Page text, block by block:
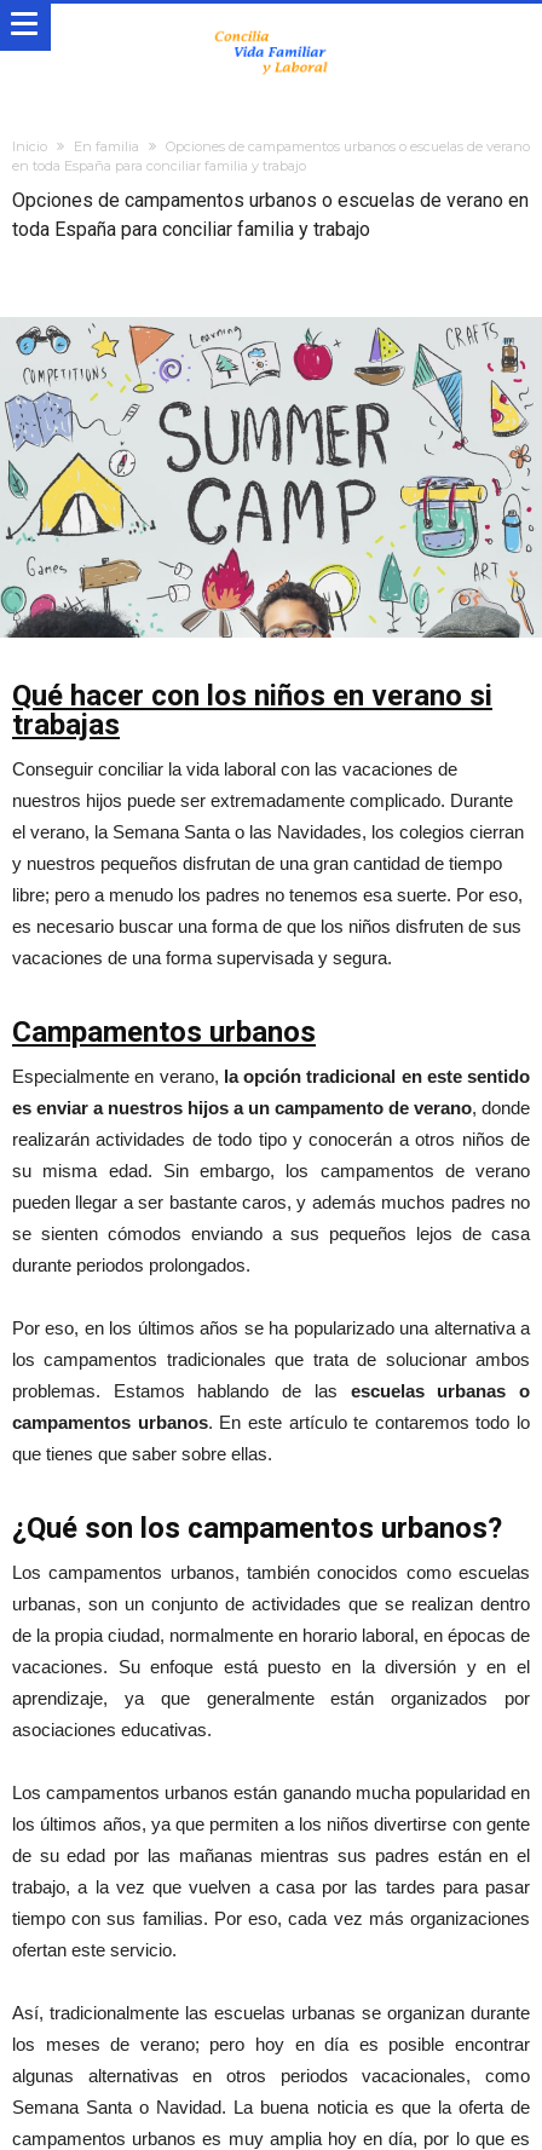
Inicio En familia
Opciones de campamentos urbanos o escuelas de verano
en toda España para conciliar familia y trabajo
Opciones de campamentos urbanos o escuelas de verano en
toda España para conciliar familia y trabajo
Qué hacer con los niños en verano si
trabajas
Conseguir conciliar la vida laboral con las vacaciones de
nuestros hijos puede ser extremadamente complicado. Durante
el verano, la Semana Santa o las Navidades, los colegios cierran
y nuestros pequeños disfrutan de una gran cantidad de tiempo
libre; pero a menudo los padres no tenemos esa suerte. Por eso,
es necesario buscar una forma de que los niños disfruten de sus
vacaciones de una forma supervisada y segura.
Campamentos urbanos
Especialmente en verano, la opción tradicional en este sentido
es enviar a nuestros hijos a un campamento de verano, donde
realizarán actividades de todo tipo y conocerán a otros niños de
su misma edad. Sin embargo, los campamentos de verano
pueden llegar a ser bastante caros, y además muchos padres no
se sienten cómodos enviando a sus pequeños lejos de casa
durante periodos prolongados.
Por eso, en los últimos años se ha popularizado una alternativa a
los campamentos tradicionales que trata de solucionar ambos
problemas. Estamos hablando de las escuelas urbanas o
campamentos urbanos. En este artículo te contaremos todo lo
que tienes que saber sobre ellas.
¿Qué son los campamentos urbanos?
Los campamentos urbanos, también conocidos como escuelas
urbanas, son un conjunto de actividades que se realizan dentro
de la propia ciudad, normalmente en horario laboral, en épocas de
vacaciones. Su enfoque está puesto en la diversión y en el
aprendizaje, ya que generalmente están organizados por
asociaciones educativas.
Los campamentos urbanos están ganando mucha popularidad en
los últimos años, ya que permiten a los niños divertirse con gente
de su edad por las mañanas mientras sus padres están en el
trabajo, a la vez que vuelven a casa por las tardes para pasar
tiempo con sus familias. Por eso, cada vez más organizaciones
ofertan este servicio.
Así, tradicionalmente las escuelas urbanas se organizan durante
los meses de verano; pero hoy en día es posible encontrar
algunas alternativas en otros periodos vacacionales, como
Semana Santa o Navidad. La buena noticia es que la oferta de
campamentos urbanos es muy amplia hoy en día, por lo que es